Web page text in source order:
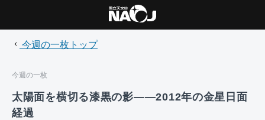
今週の一枚トップ
今週の一枚
太陽面を横切る漆黒の影――2012年の金星日面
経過